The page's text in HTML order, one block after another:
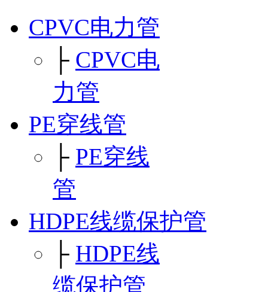
CPVC电力管
├ CPVC电
力管
PE穿线管
├ PE穿线
管
HDPE线缆保护管
├ HDPE线
缆保护管